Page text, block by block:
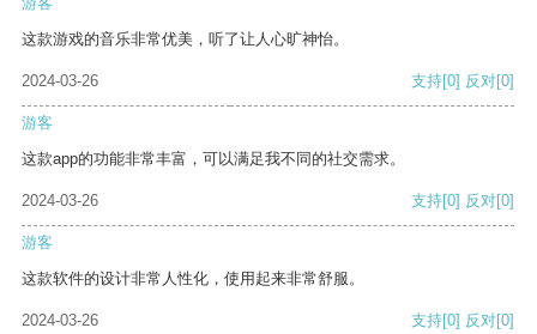
这款游戏的音乐非常优美，听了让人心旷神怡。
2024-03-26 支持[0] 反对[0]
游客
这款app的功能非常丰富，可以满足我不同的社交需求。
2024-03-26 支持[0] 反对[0]
游客
这款软件的设计非常人性化，使用起来非常舒服。
2024-03-26 支持[0] 反对[0]